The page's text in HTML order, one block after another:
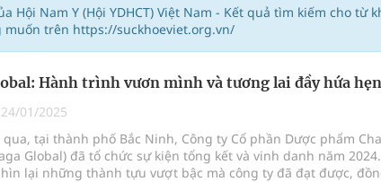
thực tế
ung thư
Của Các Loài Nhân Sâm (Panax Spp.): Tổng
Hội Nam Y (Hội YDHCT) Việt Nam - Kết quả tìm kiếm cho từ
trên https://suckhoeviet.org.vn/
Hành trình vươn mình và tương lai đầy hứa
24/01/2025
qua, tại thành phố Bắc Ninh, Công ty Cổ phần Dược phẩm
Global) đã tổ chức sự kiện tổng kết và vinh danh năm
lại những thành tựu vượt bậc mà công ty đã đạt được,